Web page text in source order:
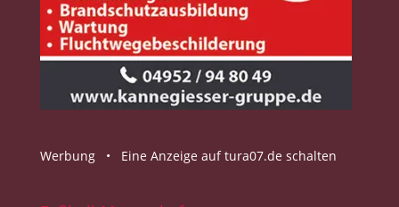
Werbung • Eine Anzeige auf tura07.de schalten